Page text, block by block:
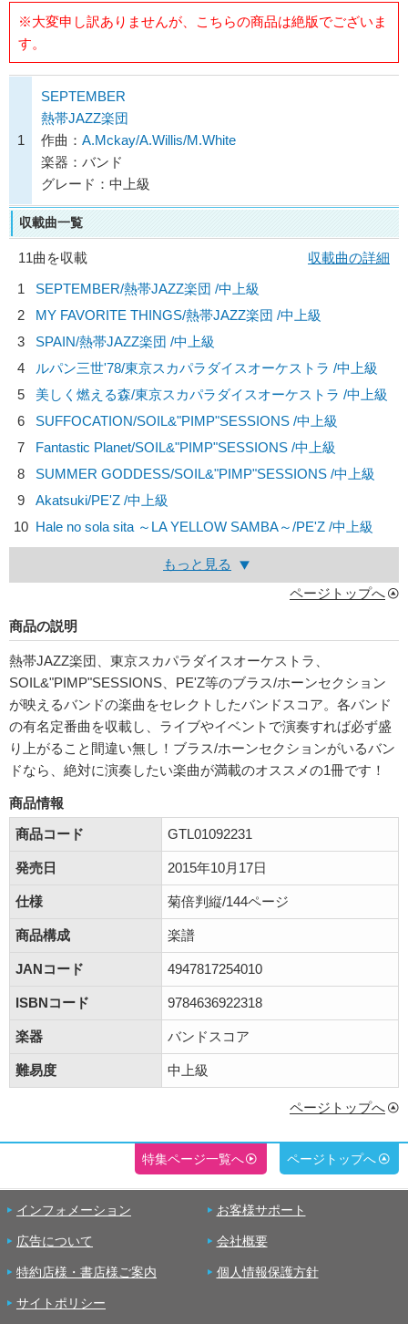
※大変申し訳ありませんが、こちらの商品は絶版でございま
す。
1
SEPTEMBER
熱帯JAZZ楽団
作曲： A.Mckay/A.Willis/M.White
楽器：バンド
グレード：中上級
収載曲一覧
11曲を収載
収載曲の詳細
1
SEPTEMBER/熱帯JAZZ楽団 /中上級
2
MY FAVORITE THINGS/熱帯JAZZ楽団 /中上級
3
SPAIN/熱帯JAZZ楽団 /中上級
4
ルパン三世'78/東京スカパラダイスオーケストラ /中上級
5
美しく燃える森/東京スカパラダイスオーケストラ /中上級
6
SUFFOCATION/SOIL&"PIMP"SESSIONS /中上級
7
Fantastic Planet/SOIL&"PIMP"SESSIONS /中上級
8
SUMMER GODDESS/SOIL&"PIMP"SESSIONS /中上級
9
Akatsuki/PE'Z /中上級
10 Hale no sola sita ～LA YELLOW SAMBA～/PE'Z /中上級
もっと見る
ページトップへ
商品の説明
熱帯JAZZ楽団、東京スカパラダイスオーケストラ、
SOIL&"PIMP"SESSIONS、PE'Z等のブラス/ホーンセクション
が映えるバンドの楽曲をセレクトしたバンドスコア。各バンド
の有名定番曲を収載し、ライブやイベントで演奏すれば必ず盛
り上がること間違い無し！ブラス/ホーンセクションがいるバン
ドなら、絶対に演奏したい楽曲が満載のオススメの1冊です！
商品情報
商品コード
GTL01092231
発売日 2015年10月17日
仕様 菊倍判縦/144ページ
商品構成 楽譜
JANコード 4947817254010
ISBNコード 9784636922318
楽器 バンドスコア
難易度 中上級
ページトップへ
特集ページ一覧へ ページトップへ
インフォメーション お客様サポート
広告について 会社概要
特約店様・書店様ご案内 個人情報保護方針
サイトポリシー